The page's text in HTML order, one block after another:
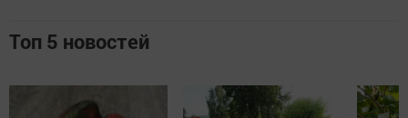
Топ 5 новостей